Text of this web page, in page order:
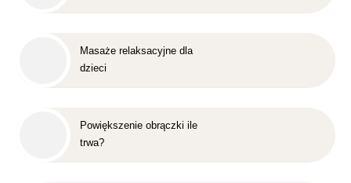
Masaże relaksacyjne dla
dzieci
Powiększenie obrączki ile
trwa?